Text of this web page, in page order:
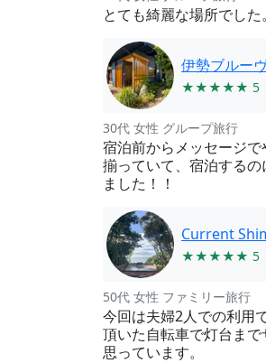
とても綺麗な場所でし
伊勢ブルー
★★★★★ 5
30代 女性 グループ旅行
宿泊前からメッセージ
揃っていて、宿泊する
ました！！
Current
★★★★★ 5
50代 女性 ファミリー旅行
今回は夫婦2人での利用
頂いた自転車で灯台ま
思っています。